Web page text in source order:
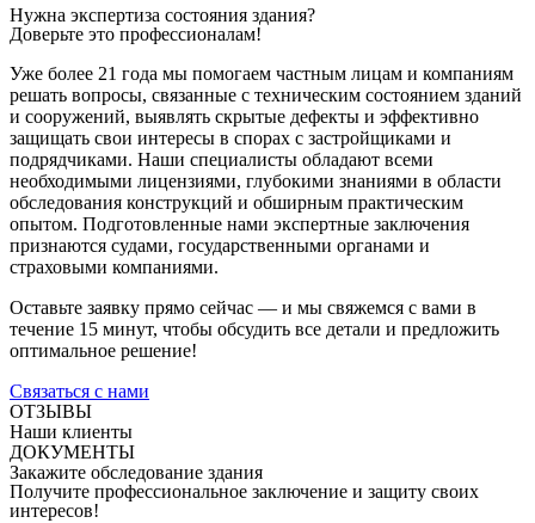
Нужна экспертиза состояния здания?
Доверьте это профессионалам!
Уже более 21 года мы помогаем частным лицам и компаниям
решать вопросы, связанные с техническим состоянием зданий
и сооружений, выявлять скрытые дефекты и эффективно
защищать свои интересы в спорах с застройщиками и
подрядчиками. Наши специалисты обладают всеми
необходимыми лицензиями, глубокими знаниями в области
обследования конструкций и обширным практическим
опытом. Подготовленные нами экспертные заключения
признаются судами, государственными органами и
страховыми компаниями.
Оставьте заявку прямо сейчас — и мы свяжемся с вами в
течение 15 минут, чтобы обсудить все детали и предложить
оптимальное решение!
Связаться с нами
ОТЗЫВЫ
Наши клиенты
ДОКУМЕНТЫ
Закажите обследование здания
Получите профессиональное заключение и защиту своих
интересов!